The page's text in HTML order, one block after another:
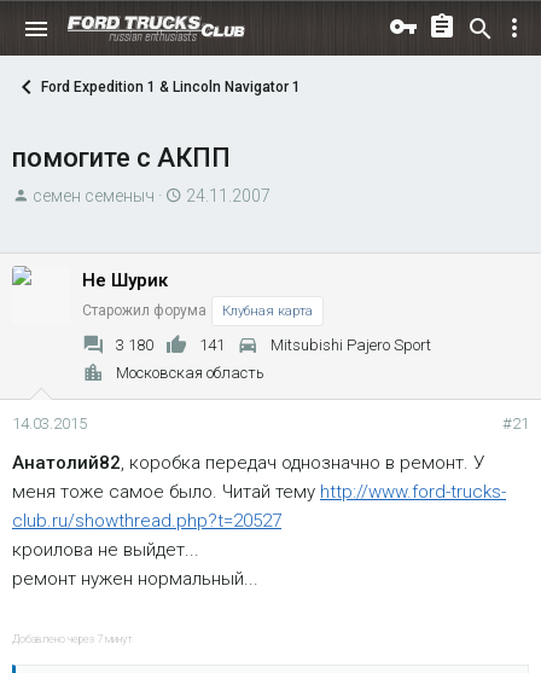
Ford Expedition 1 & Lincoln Navigator 1
помогите с АКПП
А
семен семеныч
Д
а
24.11.2007
Не Шурик
Старожил форума Клубная карта
3 180 141
Mitsubishi Pajero Sport
Московская область
14.03.2015 #21
Анатолий82, коробка передач однозначно в ремонт. У
меня тоже самое было. Читай тему http://www.ford-trucks-
club.ru/showthread.php?t=20527
кроилова не выйдет...
ремонт нужен нормальный...
Добавлено через 7 минут